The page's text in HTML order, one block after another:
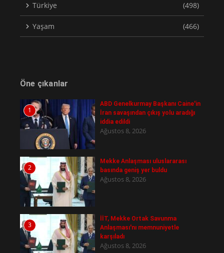
Türkiye (498)
Yaşam (466)
Öne çıkanlar
1
ABD Genelkurmay Başkanı Caine'in
İran savaşından çıkış yolu aradığı
iddia edildi
Ağustos 8, 2026
2
Mekke Anlaşması uluslararası
basında geniş yer buldu
Ağustos 8, 2026
3
İİT, Mekke Ortak Savunma
Anlaşması'nı memnuniyetle
karşıladı
Ağustos 8, 2026